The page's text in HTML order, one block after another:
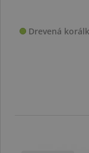
Drevená